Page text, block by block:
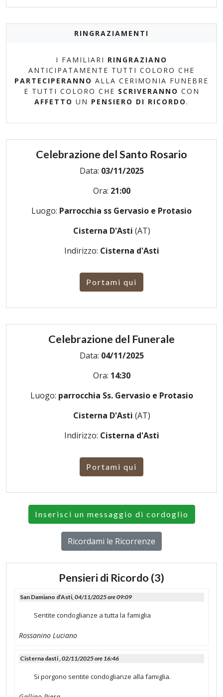
RINGRAZIAMENTI
I FAMILIARI RINGRAZIANO
ANTICIPATAMENTE TUTTI COLORO CHE
PARTECIPERANNO ALLA CERIMONIA FUNEBRE
E TUTTI COLORO CHE SCRIVERANNO CON
AFFETTO UN PENSIERO DI RICORDO .
Celebrazione del Santo Rosario
Data: 03/11/2025
Ora: 21:00
Luogo: Parrocchia ss Gervasio e Protasio
Cisterna D'Asti (AT)
Indirizzo: Cisterna d'Asti
Portami qui
Celebrazione del Funerale
Data: 04/11/2025
Ora: 14:30
Luogo: parrocchia Ss. Gervasio e Protasio
Cisterna D'Asti (AT)
Indirizzo: Cisterna d'Asti
Portami qui
Inserisci un messaggio di cordoglio
Ricordami le Ricorrenze
Pensieri di Ricordo (3)
San Damiano d’Asti,04/11/2025 ore 09:09
Sentite condoglianze a tutta la famiglia
Rossanino Luciano
Cisterna dasti ,02/11/2025 ore 16:46
Si porgono sentite condoglianze alla famiglia.